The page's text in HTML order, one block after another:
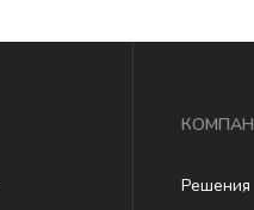
Решения